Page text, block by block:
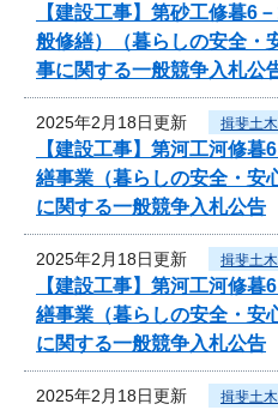
【建設工事】第砂工修暮6
般修繕）（暮らしの安全・
事に関する一般競争入札公
2025年2月18日更新 揖斐土
【建設工事】第河工河修
繕事業（暮らしの安全・安
に関する一般競争入札公告
2025年2月18日更新 揖斐土
【建設工事】第河工河修
繕事業（暮らしの安全・安
に関する一般競争入札公告
2025年2月18日更新 揖斐土